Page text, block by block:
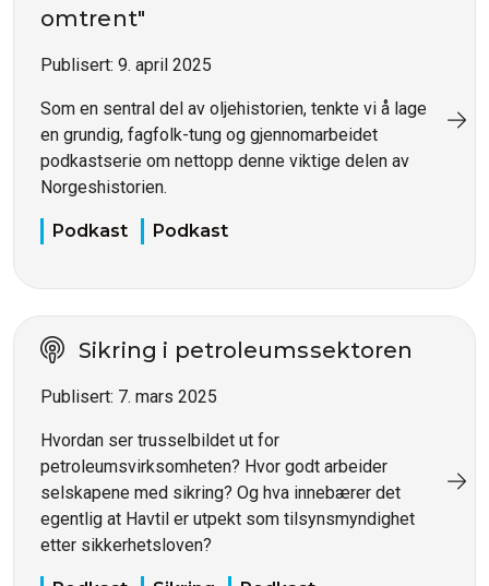
omtrent"
Publisert: 9. april 2025
Som en sentral del av oljehistorien, tenkte vi å lage
en grundig, fagfolk-tung og gjennomarbeidet
podkastserie om nettopp denne viktige delen av
Norgeshistorien.
Podkast Podkast
Sikring i petroleumssektoren
Publisert: 7. mars 2025
Hvordan ser trusselbildet ut for
petroleumsvirksomheten? Hvor godt arbeider
selskapene med sikring? Og hva innebærer det
egentlig at Havtil er utpekt som tilsynsmyndighet
etter sikkerhetsloven?